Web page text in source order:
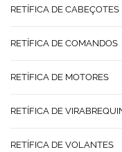
RETÍFICA DE CABEÇOTES
RETÍFICA DE COMANDOS
RETÍFICA DE MOTORES
RETÍFICA DE
RETÍFICA DE VOLANTES